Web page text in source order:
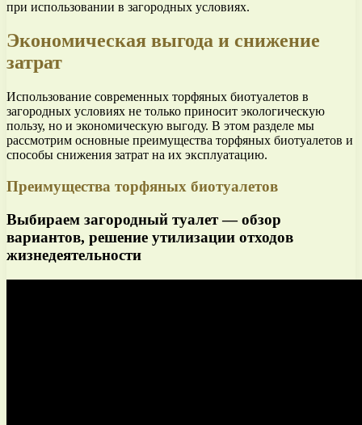
при использовании в загородных условиях.
Экономическая выгода и снижение
затрат
Использование современных торфяных биотуалетов в
загородных условиях не только приносит экологическую
пользу, но и экономическую выгоду. В этом разделе мы
рассмотрим основные преимущества торфяных биотуалетов и
способы снижения затрат на их эксплуатацию.
Преимущества торфяных биотуалетов
Выбираем загородный туалет — обзор
вариантов, решение утилизации отходов
жизнедеятельности